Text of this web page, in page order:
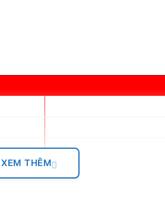
XEM THÊM